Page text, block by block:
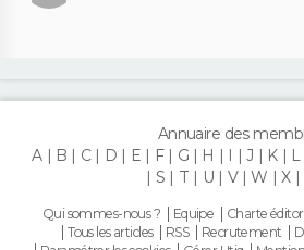
Annuaire des
A
B C D E F G H J K L
S
T U V W X
Qui sommes-nous ? Equipe Charte
Tous les articles
RSS Recrutement